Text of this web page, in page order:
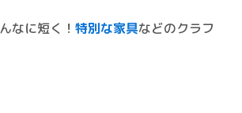
なに短く！ 特別な家具などのクラフ